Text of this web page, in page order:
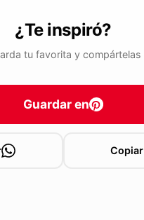
¿Te inspiró?
tu favorita y compártelas
Guardar en
Copiar